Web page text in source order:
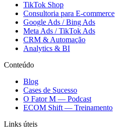
TikTok Shop
Consultoria para E-commerce
Google Ads / Bing Ads
Meta Ads / TikTok Ads
CRM & Automação
Analytics & BI
Conteúdo
Blog
Cases de Sucesso
O Fator M — Podcast
ECOM Shift — Treinamento
Links úteis